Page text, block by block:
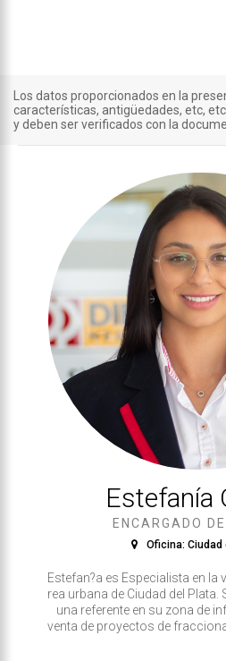
Los datos proporcionados en la
características, antigüedades, etc,
y deben ser verificados con la
Estefaní­a
ENCARGADO
Oficina: Ciudad
Estefan?a es Especialista en la
rea urbana de Ciudad del
una referente en su zona de
venta de proyectos de